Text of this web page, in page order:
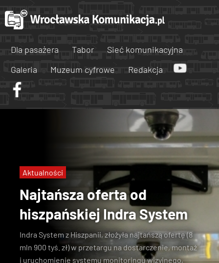
Dla pasażera Tabor
Sieć komunikacyjna
Galeria
Muzeum cyfrowe Redakcja
Najtańsza oferta od
hiszpańskiej Indra System
Indra System z Hiszpanii, złożyła najtańszą ofertę (8
mln 900 tyś. zł) w przetargu na dostarczenie, montaż
i uruchomienie systemu monitoringu wizyjnego,
Aktualności